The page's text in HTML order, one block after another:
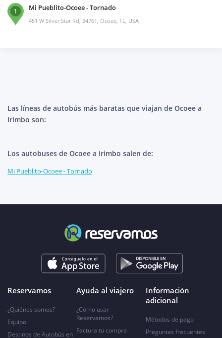
1 Mi Pueblito-Ocoee - Tornado
451 W Silver Star Rd, 34761, Ocoee, FL, USA
Las líneas de autobús más baratas que viajan de Ocoee a
Irimbo son:
Los autobuses de Ocoee a Irimbo salen de:
Mi Pueblito-Ocoee - Tornado
Reservamos
¿Quiénes somos?
Equipo
Destinos de Autobús en
Ayuda al viajero
¿Cómo usar
Reservamos?
Factura tu compra
Información
adicional
Métodos de pago
Preguntas frecuentes